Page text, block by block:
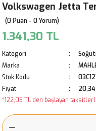
Volkswagen Jetta
(0 Puan - 0 Yorum)
1.341,30 TL
Kategori
Marka
Stok Kodu
Fiyat
20,34
*122,05 TL den başlayan